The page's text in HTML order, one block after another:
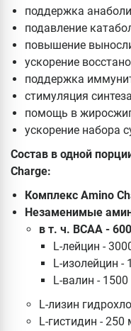
поддержка
подавление
повышение
ускорение
поддержка
стимуляция
помощь в
ускорение набора
Состав в одной
Charge:
Комплекс Amino
Незаменимые
в т. ч. BCAA -
L-лейцин -
L-изолейцин -
L-валин - 1500
L-лизин
L-гистидин - 250